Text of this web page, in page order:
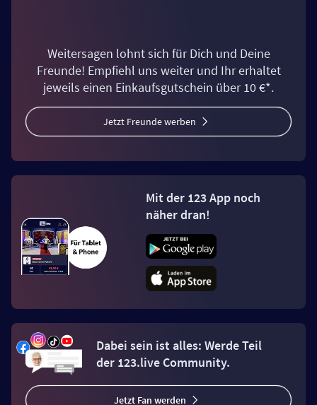
Weitersagen lohnt sich für Dich und Deine
Freunde! Empfiehl uns weiter und Ihr erhaltet
jeweils einen Einkaufsgutschein über 10 €*.
Jetzt Freunde werben
Mit der 123 App noch
näher dran!
Dabei sein ist alles: Werde Teil
der 123.live Community.
Jetzt Fan werden